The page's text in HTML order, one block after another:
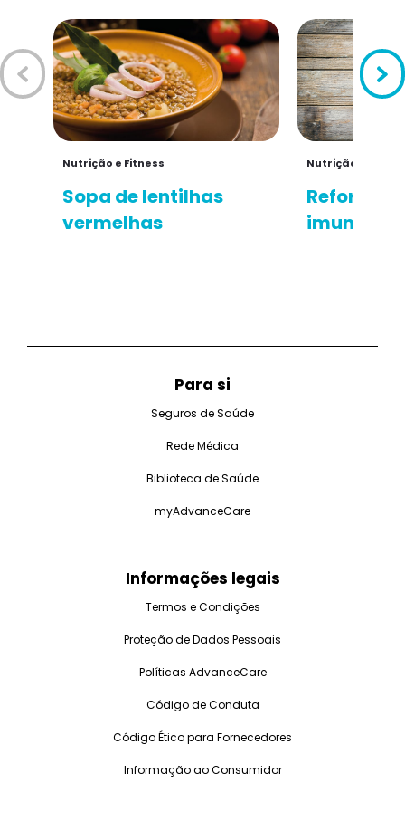
Nutrição e Fitness
Sopa de lentilhas
vermelhas
Nutrição e
Reforce o
Para si
Seguros de Saúde
Rede Médica
Biblioteca de Saúde
myAdvanceCare
Informações legais
Termos e Condições
Proteção de Dados Pessoais
Políticas AdvanceCare
Código de Conduta
Código Ético para Fornecedores
Informação ao Consumidor